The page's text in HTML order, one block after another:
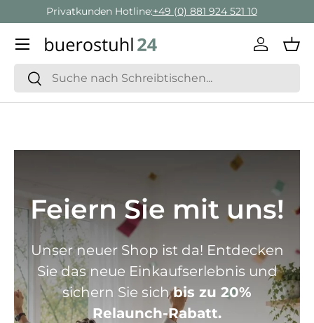
Direkt zum Inhalt
Geschäftskunden Beratung: + 49 (0) 881 924 521 22
Suchen
Suchen
Menü
Feiern Sie mit uns!
Unser neuer Shop ist da! Entdecken
Sie das neue Einkaufserlebnis und
sichern Sie sichbis zu 20%
Relaunch-Rabatt.